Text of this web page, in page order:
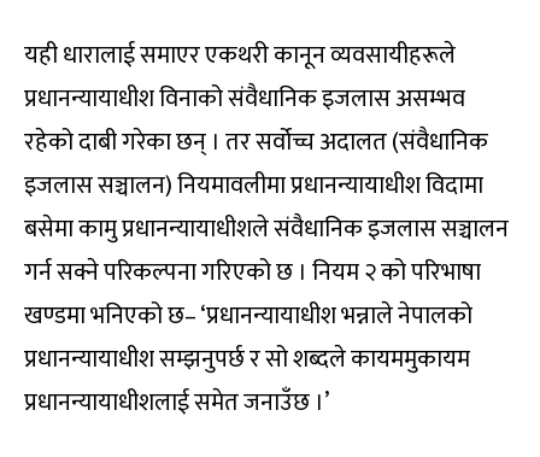
यही धारालाई समाएर एकथरी कानून व्यवसायीहरूले
प्रधानन्यायाधीश विनाको संवैधानिक इजलास असम्भव
रहेको दाबी गरेका छन् । तर सर्वोच्च अदालत (संवैधानिक
इजलास सञ्चालन) नियमावलीमा प्रधानन्यायाधीश विदामा
बसेमा कामु प्रधानन्यायाधीशले संवैधानिक इजलास सञ्चालन
गर्न सक्ने परिकल्पना गरिएको छ । नियम २ को परिभाषा
खण्डमा भनिएको छ– ‘प्रधानन्यायाधीश भन्नाले नेपालको
प्रधानन्यायाधीश सम्झनुपर्छ र सो शब्दले कायममुकायम
प्रधानन्यायाधीशलाई समेत जनाउँछ ।’